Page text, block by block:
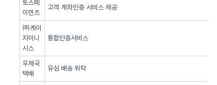
토스페
이먼츠
고객 계좌인증 서비스 제공
㈜케이
지이니
시스
통합인증서비스
우체국
택배
유심 배송 위탁